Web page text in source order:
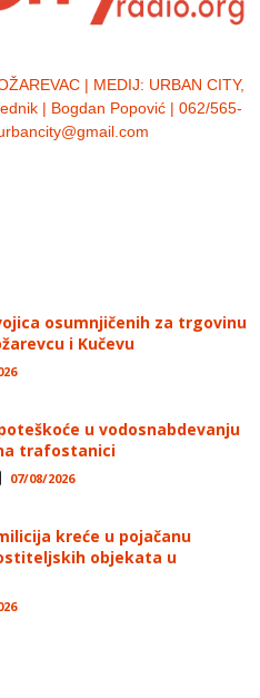
| MEDIJ: URBAN CITY,
| Bogdan Popović | 062/565-
osumnjičenih za trgovinu
i Kučevu
u vodosnabdevanju
trafostanici
07/08/2026
kreće u pojačanu
objekata u